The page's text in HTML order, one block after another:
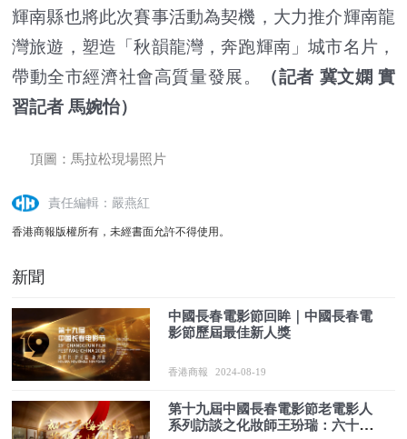
輝南縣也將此次賽事活動為契機，大力推介輝南龍
灣旅遊，塑造「秋韻龍灣，奔跑輝南」城市名片，
帶動全市經濟社會高質量發展。
（記者 冀文嫻 實
習記者 馬婉怡）
頂圖：馬拉松現場照片
責任編輯：嚴燕紅
香港商報版權所有，未經書面允許不得使用。
新聞
中國長春電影節回眸｜中國長春電
影節歷屆最佳新人獎
香港商報 2024-08-19
第十九屆中國長春電影節老電影人
系列訪談之化妝師王玢瑞：六十載